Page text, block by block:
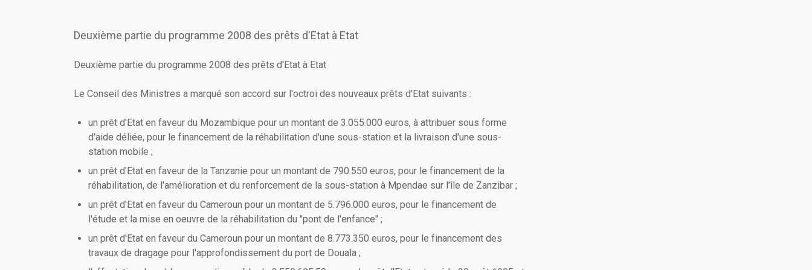
Deuxième partie du programme 2008 des prêts d'Etat à Etat
Deuxième partie du programme 2008 des prêts d'Etat à Etat
Le Conseil des Ministres a marqué son accord sur l'octroi des nouveaux prêts d'Etat suivants :
un prêt d'Etat en faveur du Mozambique pour un montant de 3.055.000 euros, à attribuer sous forme
d'aide déliée, pour le financement de la réhabilitation d'une sous-station et la livraison d'une sous-
station mobile ;
un prêt d'Etat en faveur de la Tanzanie pour un montant de 790.550 euros, pour le financement de la
réhabilitation, de l'amélioration et du renforcement de la sous-station à Mpendae sur l'île de Zanzibar ;
un prêt d'Etat en faveur du Cameroun pour un montant de 5.796.000 euros, pour le financement de
l'étude et la mise en oeuvre de la réhabilitation du "pont de l'enfance" ;
un prêt d'Etat en faveur du Cameroun pour un montant de 8.773.350 euros, pour le financement des
travaux de dragage pour l'approfondissement du port de Douala ;